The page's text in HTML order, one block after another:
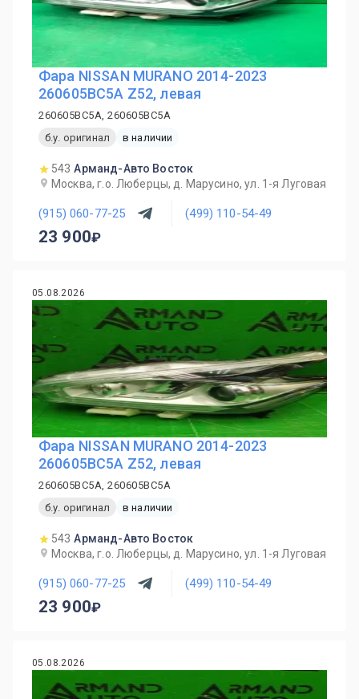
Фара NISSAN MURANO 2014-2023
260605BC5A Z52, левая
260605BC5A, 260605BC5A
б.у. оригинал
в наличии
543 Арманд-Авто Восток
Москва, г.о. Люберцы, д. Марусино, ул. 1-я Луговая
(915) 060-77-25 (499) 110-54-49
23 900
05.08.2026
Фара NISSAN MURANO 2014-2023
260605BC5A Z52, левая
260605BC5A, 260605BC5A
б.у. оригинал
в наличии
543 Арманд-Авто Восток
Москва, г.о. Люберцы, д. Марусино, ул. 1-я Луговая
(915) 060-77-25 (499) 110-54-49
23 900
05.08.2026